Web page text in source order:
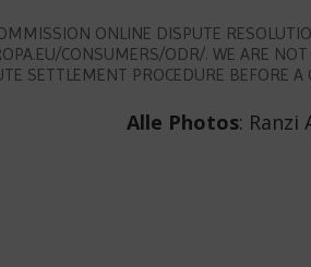
ONLINE DISPUTE
CONSUMERS/ODR/. WE ARE
SETTLEMENT PROCEDURE BEFORE
Alle Photos: Ranzi